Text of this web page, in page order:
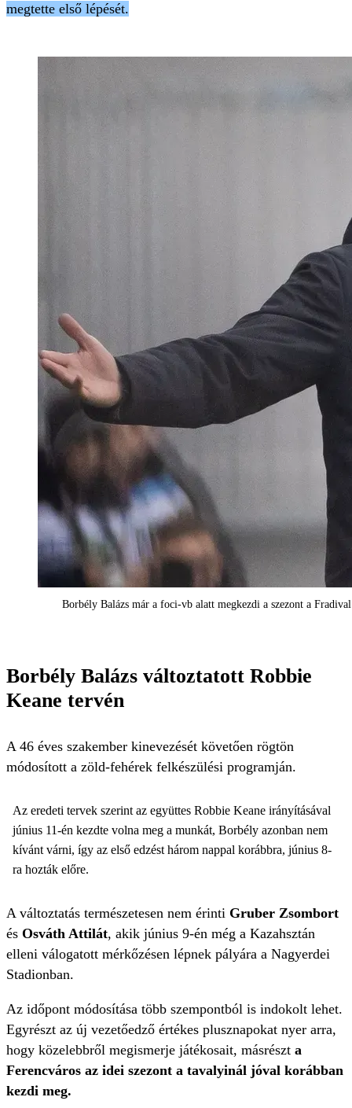
megtette első lépését.
Borbély Balázs már a foci-vb alatt megkezdi a szezont a
Borbély Balázs változtatott Robbie
Keane tervén
A 46 éves szakember kinevezését követően rögtön
módosított a zöld-fehérek felkészülési programján.
Az eredeti tervek szerint az együttes Robbie Keane irányításával
június 11-én kezdte volna meg a munkát, Borbély azonban nem
kívánt várni, így az első edzést három nappal korábbra, június 8-
ra hozták előre.
A változtatás természetesen nem érinti Gruber Zsombort
és Osváth Attilát, akik június 9-én még a Kazahsztán
elleni válogatott mérkőzésen lépnek pályára a Nagyerdei
Stadionban.
Az időpont módosítása több szempontból is indokolt lehet.
Egyrészt az új vezetőedző értékes plusznapokat nyer arra,
hogy közelebbről megismerje játékosait, másrészt a
Ferencváros az idei szezont a tavalyinál jóval korábban
kezdi meg.